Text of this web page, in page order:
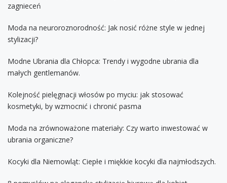
zagnieceń
Moda na neuroroznorodność: Jak nosić różne style w jednej
stylizacji?
Modne Ubrania dla Chłopca: Trendy i wygodne ubrania dla
małych gentlemanów.
Kolejność pielęgnacji włosów po myciu: jak stosować
kosmetyki, by wzmocnić i chronić pasma
Moda na zrównoważone materiały: Czy warto inwestować w
ubrania organiczne?
Kocyki dla Niemowląt: Ciepłe i miękkie kocyki dla najmłodszych.